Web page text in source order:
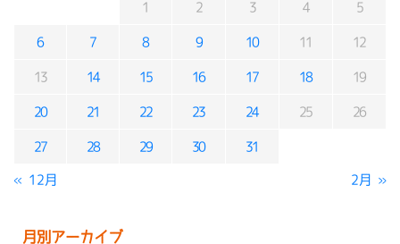
1 2 3 4 5
6 7 8 9 10 11 12
13 14 15 16 17 18 19
20 21 22 23 24 25 26
27 28 29 30 31
« 12月 2月 »
月別アーカイブ